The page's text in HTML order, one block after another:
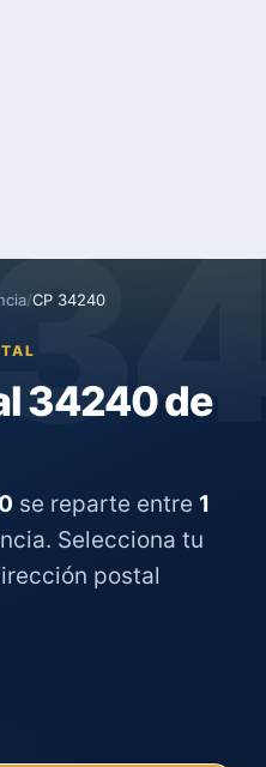
/CP 34240
34240 de
se reparte entre 1
Selecciona tu
postal